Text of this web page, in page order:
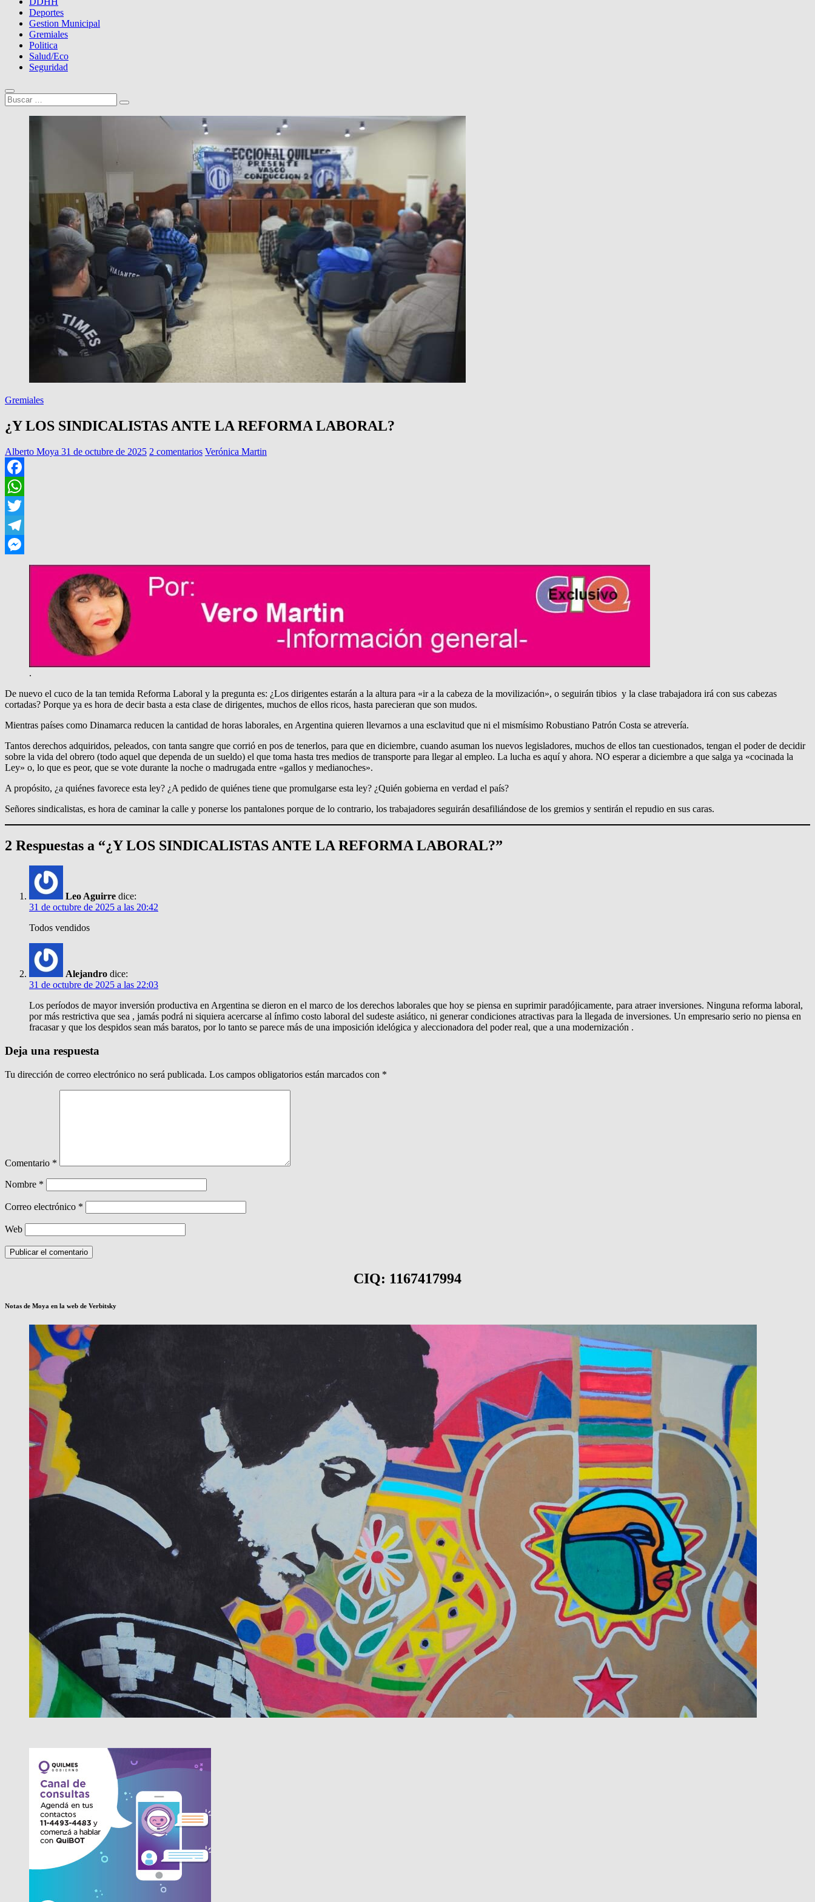
Deportes
Gestion Municipal
Gremiales
Politica
Salud/Eco
Seguridad
Buscar
…
Gremiales
¿Y LOS SINDICALISTAS ANTE LA REFORMA LABORAL?
Alberto Moya 31 de octubre de 2025 2 comentarios Verónica Martin
Facebook
WhatsApp
Twitter
Telegram
Messenger
.
De nuevo el cuco de la tan temida Reforma Laboral y la pregunta es: ¿Los dirigentes estarán a la altura para «ir a la cabeza de la movilización», o seguirán tibios y la clase trabajadora irá con sus cabezas
cortadas? Porque ya es hora de decir basta a esta clase de dirigentes, muchos de ellos ricos, hasta parecieran que son mudos.
Mientras países como Dinamarca reducen la cantidad de horas laborales, en Argentina quieren llevarnos a una esclavitud que ni el mismísimo Robustiano Patrón Costa se atrevería.
Tantos derechos adquiridos, peleados, con tanta sangre que corrió en pos de tenerlos, para que en diciembre, cuando asuman los nuevos legisladores, muchos de ellos tan cuestionados, tengan el poder de decidir
sobre la vida del obrero (todo aquel que dependa de un sueldo) el que toma hasta tres medios de transporte para llegar al empleo. La lucha es aquí y ahora. NO esperar a diciembre a que salga ya «cocinada la
Ley» o, lo que es peor, que se vote durante la noche o madrugada entre «gallos y medianoches».
A propósito, ¿a quiénes favorece esta ley? ¿A pedido de quiénes tiene que promulgarse esta ley? ¿Quién gobierna en verdad el país?
Señores sindicalistas, es hora de caminar la calle y ponerse los pantalones porque de lo contrario, los trabajadores seguirán desafiliándose de los gremios y sentirán el repudio en sus caras.
2 Respuestas a “¿Y LOS SINDICALISTAS ANTE LA REFORMA LABORAL?”
Leo Aguirre dice:
31 de octubre de 2025 a las 20:42
Todos vendidos
Alejandro dice:
31 de octubre de 2025 a las 22:03
Los períodos de mayor inversión productiva en Argentina se dieron en el marco de los derechos laborales que hoy se piensa en suprimir paradójicamente, para atraer inversiones. Ninguna reforma laboral,
por más restrictiva que sea , jamás podrá ni siquiera acercarse al ínfimo costo laboral del sudeste asiático, ni generar condiciones atractivas para la llegada de inversiones. Un empresario serio no piensa en
fracasar y que los despidos sean más baratos, por lo tanto se parece más de una imposición idelógica y aleccionadora del poder real, que a una modernización .
Deja una respuesta
Tu dirección de correo electrónico no será publicada. Los campos obligatorios están marcados con *
Comentario *
Nombre *
Correo electrónico *
Web
CIQ: 1167417994
Notas de Moya en la web de Verbitsky